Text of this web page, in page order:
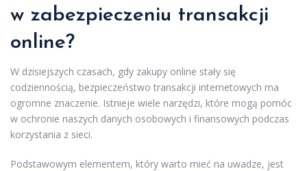
w zabezpieczeniu transakcji
online?
W dzisiejszych czasach, gdy zakupy online stały się
codziennością, bezpieczeństwo transakcji internetowych ma
ogromne znaczenie. Istnieje wiele narzędzi, które mogą pomóc
w ochronie naszych danych osobowych i finansowych podczas
korzystania z sieci.
Podstawowym elementem, który warto mieć na uwadze, jest